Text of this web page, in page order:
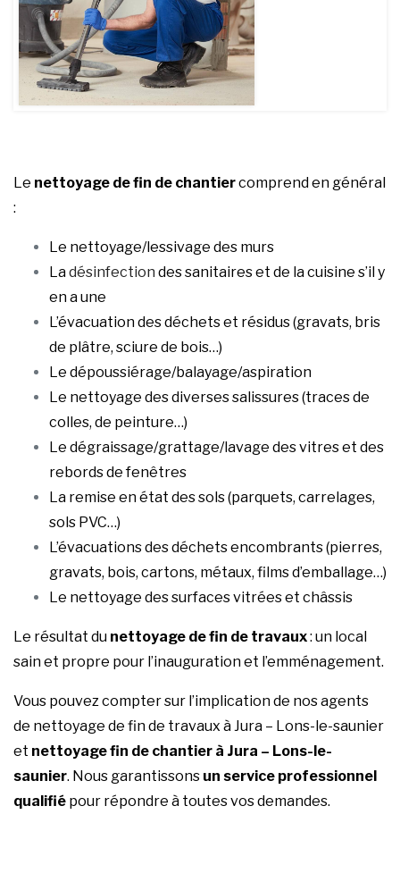
Le nettoyage de fin de chantiercomprend en général
:
Le nettoyage/lessivage des murs
Ladésinfection des sanitaires et de la cuisine s’il y
en a une
L’évacuation des déchets et résidus (gravats, bris
de plâtre, sciure de bois…)
Le dépoussiérage/balayage/aspiration
Le nettoyage des diverses salissures (traces de
colles, de peinture…)
Le dégraissage/grattage/lavage des vitres et des
rebords de fenêtres
La remise en état des sols (parquets, carrelages,
sols PVC…)
L’évacuations des déchets encombrants (pierres,
gravats, bois, cartons, métaux, films d’emballage…)
Le nettoyage des surfaces vitrées et châssis
Le résultat du nettoyage de fin de travaux: un local
sain et propre pour l’inauguration et l’emménagement.
Vous pouvez compter sur l’implication de nos agents
de nettoyage de fin de travaux à Jura – Lons-le-saunier
et nettoyage fin de chantier à Jura – Lons-le-
saunier. Nous garantissons un service professionnel
qualifié pour répondre à toutes vos demandes.